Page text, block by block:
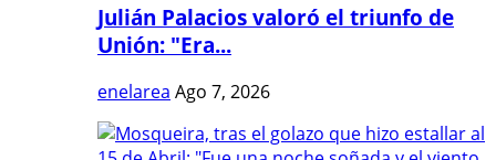
Julián Palacios valoró el triunfo de
Unión: "Era...
enelarea Ago 7, 2026